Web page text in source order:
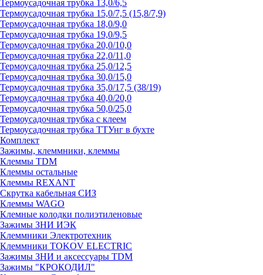
Термоусадочная трубка 13,0/6,5
Термоусадочная трубка 15,0/7,5 (15,8/7,9)
Термоусадочная трубка 18,0/9,0
Термоусадочная трубка 19,0/9,5
Термоусадочная трубка 20,0/10,0
Термоусадочная трубка 22,0/11,0
Термоусадочная трубка 25,0/12,5
Термоусадочная трубка 30,0/15,0
Термоусадочная трубка 35,0/17,5 (38/19)
Термоусадочная трубка 40,0/20,0
Термоусадочная трубка 50,0/25,0
Термоусадочная трубка с клеем
Термоусадочная трубка ТТУнг в бухте
Комплект
Зажимы, клеммники, клеммы
Клеммы TDM
Клеммы остальные
Клеммы REXANT
Скрутка кабельная СИЗ
Клеммы WAGO
Клемные колодки полиэтиленовые
Зажимы ЗНИ ИЭК
Клеммники Электротехник
Клеммники TOKOV ELECTRIC
Зажимы ЗНИ и аксессуары TDM
Зажимы "КРОКОДИЛ"